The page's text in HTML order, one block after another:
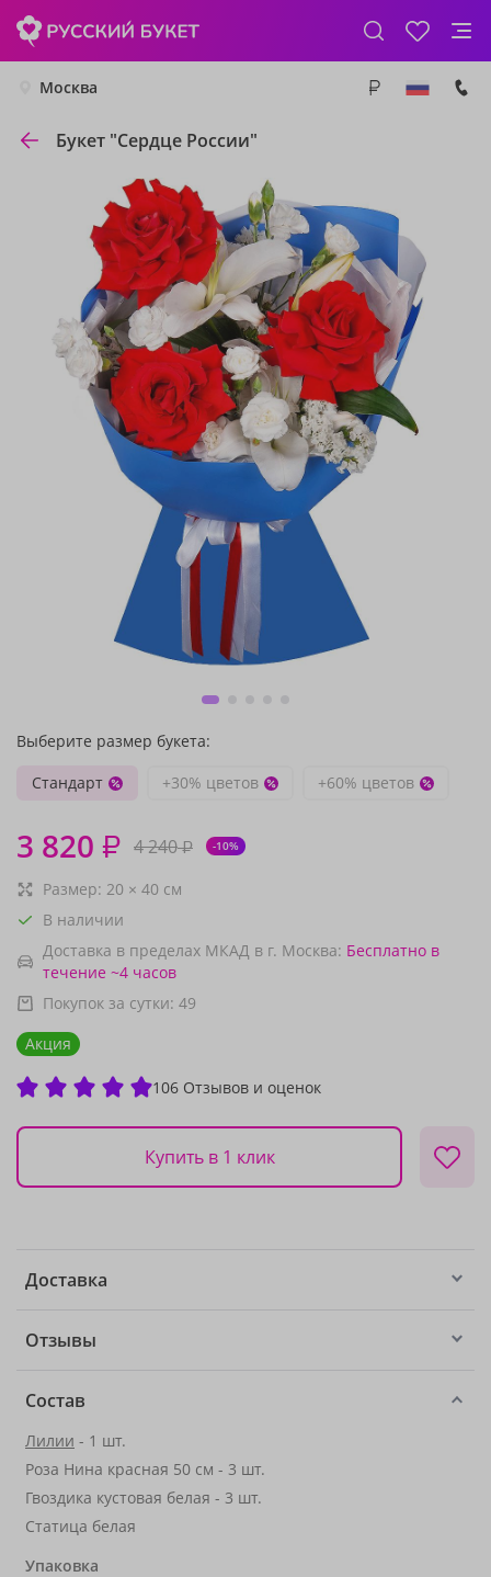
Москва
Букет "Сердце России"
Выберите размер букета:
Стандарт
+30% цветов +60% цветов
3 820 ₽ 4 240₽ -10%
Размер: 20 × 40 см
В наличии
Доставка в пределах МКАД в г. Москва: Бесплатно в
течение ~4 часов
Покупок за сутки: 49
Акция
106 Отзывов и оценок
Купить в 1 клик
Доставка
Отзывы
Состав
Лилии - 1 шт.
Роза Нина красная 50 см - 3 шт.
Гвоздика кустовая белая - 3 шт.
Статица белая
Упаковка